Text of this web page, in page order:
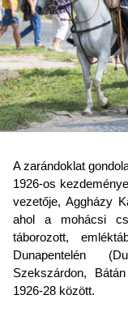
A zarándoklat
1926-os
vezetője, Aggházy
ahol a mohácsi
táborozott,
Dunapentelén
Szekszárdon,
1926-28 között.